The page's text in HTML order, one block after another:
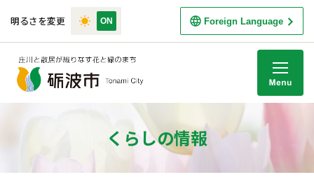
明るさを変更 Foreign Language
くらしの情報